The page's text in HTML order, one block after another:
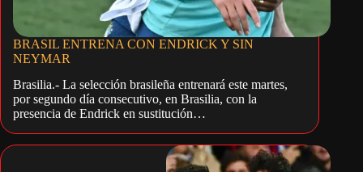
BRASIL ENTRENA CON ENDRICK Y SIN
NEYMAR
Brasilia.- La selección brasileña entrenará este martes,
por segundo día consecutivo, en Brasilia, con la
presencia de Endrick en sustitución…